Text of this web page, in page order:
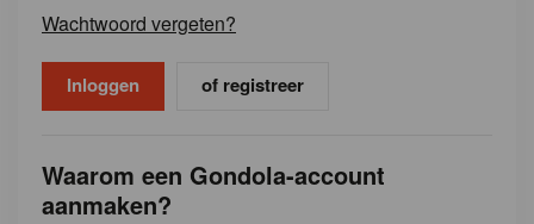
Wachtwoord vergeten?
of registreer
Waarom een Gondola-account
aanmaken?